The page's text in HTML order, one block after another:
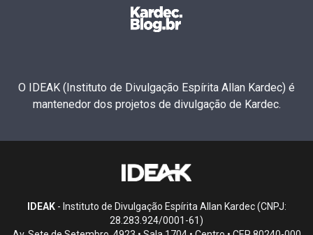
O IDEAK (Instituto de Divulgação Espírita Allan Kardec) é
mantenedor dos projetos de divulgação de Kardec.
IDEAK- Instituto de Divulgação Espírita Allan Kardec (CNPJ:
28.283.924/0001-61)